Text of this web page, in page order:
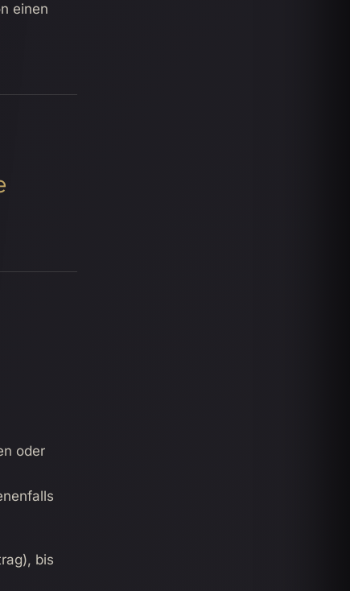
einen
oder
bis